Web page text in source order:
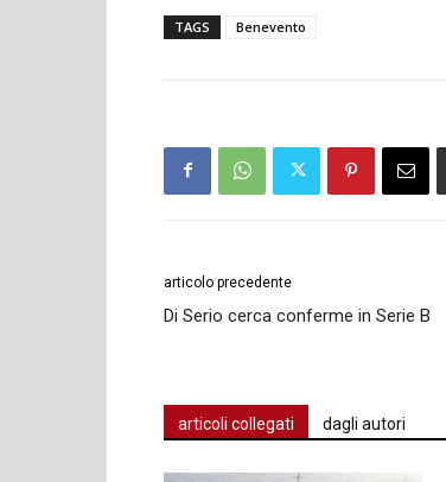
TAGS Benevento
articolo precedente
Di Serio cerca conferme in Serie B
articoli collegati dagli autori